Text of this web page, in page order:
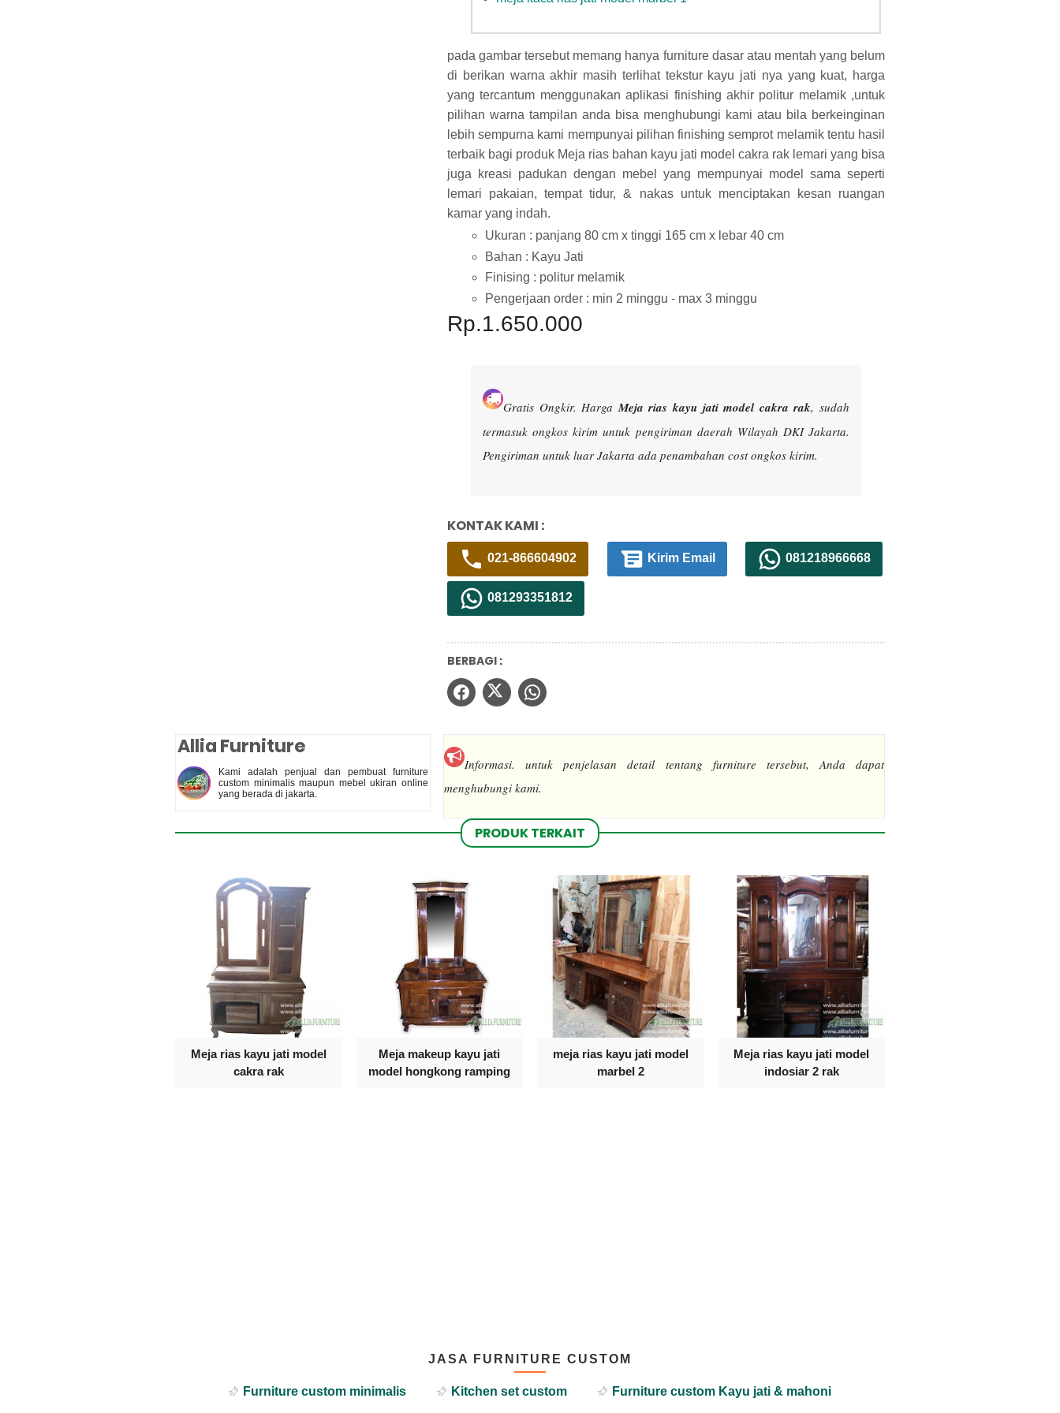
pada gambar tersebut memang hanya furniture dasar atau mentah yang belum
di berikan warna akhir masih terlihat tekstur kayu jati nya yang kuat, harga
yang tercantum menggunakan aplikasi finishing akhir politur melamik ,untuk
pilihan warna tampilan anda bisa menghubungi kami atau bila berkeinginan
lebih sempurna kami mempunyai pilihan finishing semprot melamik tentu hasil
terbaik bagi produk Meja rias bahan kayu jati model cakra rak lemari yang bisa
juga kreasi padukan dengan mebel yang mempunyai model sama seperti
lemari pakaian, tempat tidur, & nakas untuk menciptakan kesan ruangan
kamar yang indah.
Ukuran : panjang 80 cm x tinggi 165 cm x lebar 40 cm
Bahan : Kayu Jati
Finising : politur melamik
Pengerjaan order : min 2 minggu - max 3 minggu
Rp.1.650.000
Gratis Ongkir. Harga Meja rias kayu jati model cakra rak, sudah
termasuk ongkos kirim untuk pengiriman daerah Wilayah DKI Jakarta.
Pengiriman untuk luar Jakarta ada penambahan cost ongkos kirim.
KONTAK KAMI :
021-866604902 Kirim Email 081218966668
081293351812
BERBAGI :
Allia Furniture
Kami adalah penjual dan pembuat furniture
custom minimalis maupun mebel ukiran online
yang berada di jakarta.
Informasi.untuk penjelasan detail tentang furniture tersebut, Anda dapat
menghubungi kami.
PRODUK TERKAIT
Meja rias kayu jati model
cakra rak
Meja makeup kayu jati
model hongkong ramping
meja rias kayu jati model
marbel 2
Meja rias kayu jati model
indosiar 2 rak
JASA FURNITURE CUSTOM
Furniture custom minimalis Kitchen set custom Furniture custom Kayu jati & mahoni